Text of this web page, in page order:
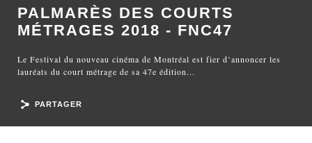
PALMARÈS DES COURTS
MÉTRAGES 2018 - FNC47
Le Festival du nouveau cinéma de Montréal est fier d’annoncer les
lauréats du court métrage de sa 47e édition...
PARTAGER